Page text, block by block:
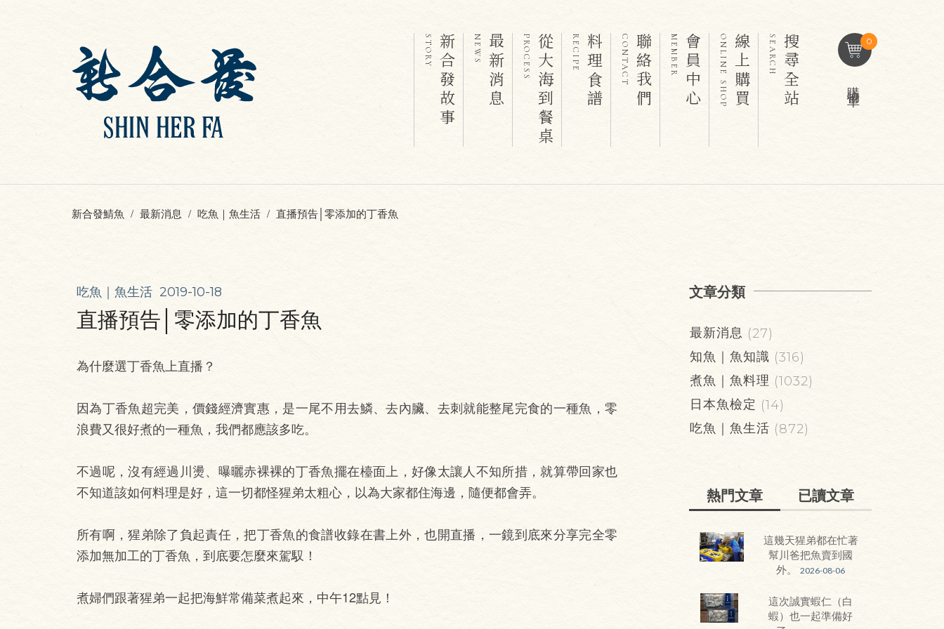
0
STORY 新合發故事 NEWS 最新消息 PROCESS從大海到餐桌 RECIPE 料理食譜 CONTACT聯絡我們 MEMBER 會員中心 ONLINE SHOP線上購買 SEARCH 搜尋全站
新合發鯖魚 最新消息 吃魚｜魚生活 直播預告│零添加的丁香魚
吃魚｜魚生活 2019-10-18
直播預告│零添加的丁香魚
為什麼選丁香魚上直播？
因為丁香魚超完美，價錢經濟實惠，是一尾不用去鱗、去內臟、去刺就能整尾完食的一種魚，零
浪費又很好煮的一種魚，我們都應該多吃。
不過呢，沒有經過川燙、曝曬赤裸裸的丁香魚擺在檯面上，好像太讓人不知所措，就算帶回家也
不知道該如何料理是好，這一切都怪猩弟太粗心，以為大家都住海邊，隨便都會弄。
所有啊，猩弟除了負起責任，把丁香魚的食譜收錄在書上外，也開直播，一鏡到底來分享完全零
添加無加工的丁香魚，到底要怎麼來駕馭！
煮婦們跟著猩弟一起把海鮮常備菜煮起來，中午12點見！
文章分類
最新消息 (27)
知魚｜魚知識 (316)
煮魚｜魚料理 (1032)
日本魚檢定 (14)
吃魚｜魚生活 (872)
熱門文章 已讀文章
這幾天猩弟都在忙著
幫川爸把魚賣到國
外。
2026-08-06
這次誠實蝦仁（白
蝦）也一起準備好